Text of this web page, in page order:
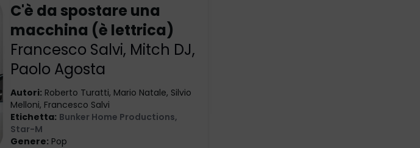
C'è da spostare una
macchina (è lettrica)
Francesco Salvi, Mitch DJ,
Paolo Agosta
Autori: Roberto Turatti, Mario Natale, Silvio
Melloni, Francesco Salvi
Etichetta: Bunker Home Productions,
Star-M
Genere: Pop